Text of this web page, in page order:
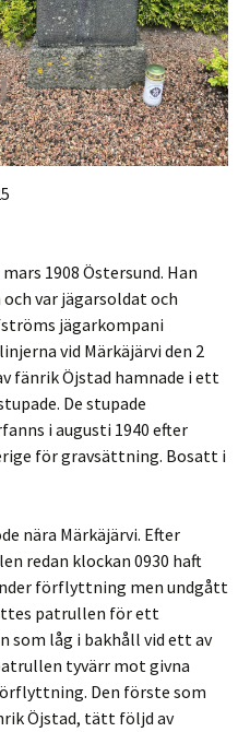
1908 Östersund. Han
var jägarsoldat och
jägarkompani
vid Märkäjärvi den 2
fänrik Öjstad hamnade i ett
De stupade
i augusti 1940 efter
för gravsättning. Bosatt i
nära Märkäjärvi. Efter
redan klockan 0930 haft
förflyttning men undgått
patrullen för ett
som låg i bakhåll vid ett av
tyvärr mot givna
Den förste som
Öjstad, tätt följd av